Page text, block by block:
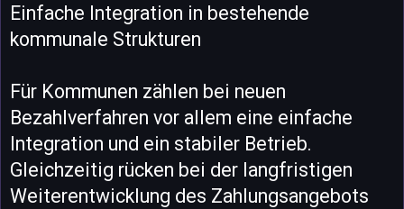
Einfache Integration in bestehende
kommunale Strukturen
Für Kommunen zählen bei neuen
Bezahlverfahren vor allem eine einfache
Integration und ein stabiler Betrieb.
Gleichzeitig rücken bei der langfristigen
Weiterentwicklung des Zahlungsangebots